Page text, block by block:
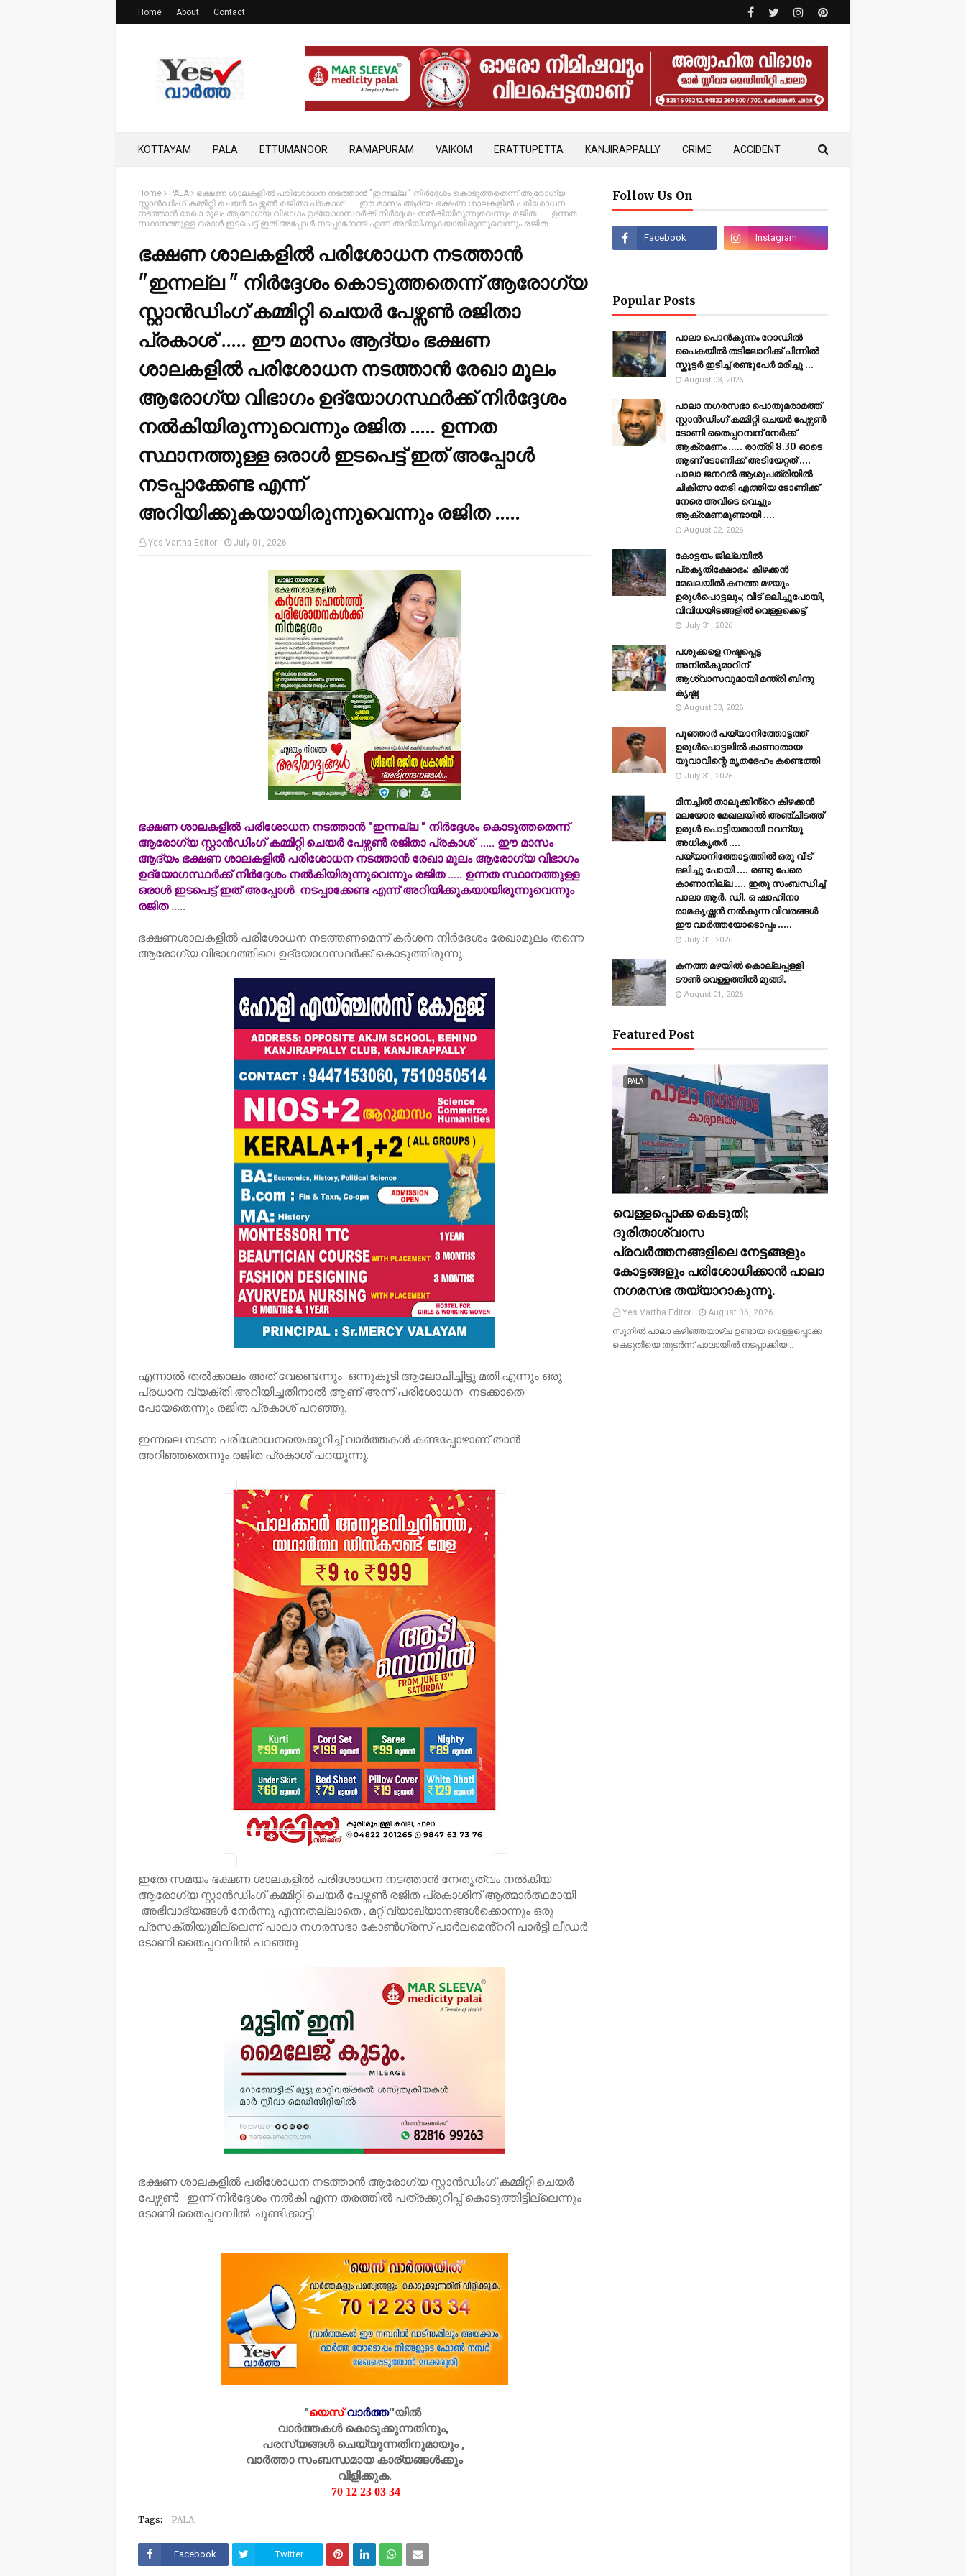
Home About Contact
KOTTAYAM PALA ETTUMANOOR RAMAPURAM VAIKOM ERATTUPETTA KANJIRAPPALLY CRIME ACCIDENT
Home PALA
ഭക്ഷണ ശാലകളിൽ പരിശോധന നടത്താൻ "ഇന്നല്ല " നിർദ്ദേശം കൊടുത്തതെന്ന് ആരോഗ്യ
സ്റ്റാൻഡിംഗ് കമ്മിറ്റി ചെയർ പേഴ്സൺ രജിതാ പ്രകാശ് ..... ഈ മാസം ആദ്യം ഭക്ഷണ ശാലകളിൽ പരിശോധന
നടത്താൻ രേഖാ മൂലം ആരോഗ്യ വിഭാഗം ഉദ്യോഗസ്ഥർക്ക് നിർദ്ദേശം നൽകിയിരുന്നുവെന്നും രജിത ..... ഉന്നത
സ്ഥാനത്തുള്ള ഒരാൾ ഇടപെട്ട് ഇത് അപ്പോൾ നടപ്പാക്കേണ്ട എന്ന് അറിയിക്കുകയായിരുന്നുവെന്നും രജിത .....
ഭക്ഷണ ശാലകളിൽ പരിശോധന നടത്താൻ
"ഇന്നല്ല " നിർദ്ദേശം കൊടുത്തതെന്ന് ആരോഗ്യ
സ്റ്റാൻഡിംഗ് കമ്മിറ്റി ചെയർ പേഴ്സൺ രജിതാ
പ്രകാശ് ..... ഈ മാസം ആദ്യം ഭക്ഷണ
ശാലകളിൽ പരിശോധന നടത്താൻ രേഖാ മൂലം
ആരോഗ്യ വിഭാഗം ഉദ്യോഗസ്ഥർക്ക് നിർദ്ദേശം
നൽകിയിരുന്നുവെന്നും രജിത ..... ഉന്നത
സ്ഥാനത്തുള്ള ഒരാൾ ഇടപെട്ട് ഇത് അപ്പോൾ
നടപ്പാക്കേണ്ട എന്ന്
അറിയിക്കുകയായിരുന്നുവെന്നും രജിത .....
Yes Vartha Editor July 01, 2026
ഭക്ഷണ ശാലകളിൽ പരിശോധന നടത്താൻ "ഇന്നല്ല " നിർദ്ദേശം കൊടുത്തതെന്ന്
ആരോഗ്യ സ്റ്റാൻഡിംഗ് കമ്മിറ്റി ചെയർ പേഴ്സൺ രജിതാ പ്രകാശ് ..... ഈ മാസം
ആദ്യം ഭക്ഷണ ശാലകളിൽ പരിശോധന നടത്താൻ രേഖാ മൂലം ആരോഗ്യ വിഭാഗം
ഉദ്യോഗസ്ഥർക്ക് നിർദ്ദേശം നൽകിയിരുന്നുവെന്നും രജിത ..... ഉന്നത സ്ഥാനത്തുള്ള
ഒരാൾ ഇടപെട്ട് ഇത് അപ്പോൾ നടപ്പാക്കേണ്ട എന്ന് അറിയിക്കുകയായിരുന്നുവെന്നും
രജിത.....
ഭക്ഷണശാലകളിൽ പരിശോധന നടത്തണമെന്ന് കർശന നിർദേശം രേഖാമൂലം തന്നെ
ആരോഗ്യ വിഭാഗത്തിലെ ഉദ്യോഗസ്ഥർക്ക് കൊടുത്തിരുന്നു.
എന്നാൽ തൽക്കാലം അത് വേണ്ടെന്നും ഒന്നുകൂടി ആലോചിച്ചിട്ടു മതി എന്നും ഒരു
പ്രധാന വ്യക്തി അറിയിച്ചതിനാൽ ആണ് അന്ന് പരിശോധന നടക്കാതെ
പോയതെന്നും രജിത പ്രകാശ് പറഞ്ഞു.
ഇന്നലെ നടന്ന പരിശോധനയെക്കുറിച്ച് വാർത്തകൾ കണ്ടപ്പോഴാണ് താൻ
അറിഞ്ഞതെന്നും രജിത പ്രകാശ് പറയുന്നു.
ഇതേ സമയം ഭക്ഷണ ശാലകളിൽ പരിശോധന നടത്താൻ നേതൃത്വം നൽകിയ
ആരോഗ്യ സ്റ്റാൻഡിംഗ് കമ്മിറ്റി ചെയർ പേഴ്സൺ രജിത പ്രകാശിന് ആത്മാർത്ഥമായി
അഭിവാദ്യങ്ങൾ നേർന്നു എന്നതല്ലാതെ , മറ്റ് വ്യാഖ്യാനങ്ങൾക്കൊന്നും ഒരു
പ്രസക്തിയുമില്ലെന്ന് പാലാ നഗരസഭാ കോൺഗ്രസ് പാർലമെൻ്ററി പാർട്ടി ലീഡർ
ടോണി തൈപ്പറമ്പിൽ പറഞ്ഞു.
ഭക്ഷണ ശാലകളിൽ പരിശോധന നടത്താൻ ആരോഗ്യ സ്റ്റാൻഡിംഗ് കമ്മിറ്റി ചെയർ
പേഴ്സൺ ഇന്ന് നിർദ്ദേശം നൽകി എന്ന തരത്തിൽ പത്രക്കുറിപ്പ് കൊടുത്തിട്ടില്ലെന്നും
ടോണി തൈപ്പറമ്പിൽ ചൂണ്ടിക്കാട്ടി
"യെസ് വാർത്ത''യിൽ
വാർത്തകൾ കൊടുക്കുന്നതിനും,
പരസ്യങ്ങൾ ചെയ്യുന്നതിനുമായും ,
വാർത്താ സംബന്ധമായ കാര്യങ്ങൾക്കും
വിളിക്കുക.
70 12 23 03 34
Tags: PALA
Facebook Twitter
Follow Us On
Popular Posts
പാലാ പൊൻകുന്നം റോഡിൽ
പൈകയിൽ തടിലോറിക്ക് പിന്നിൽ
സ്കൂട്ടർ ഇടിച്ച് രണ്ടുപേർ മരിച്ചു ...
August 03, 2026
പാലാ നഗരസഭാ പൊതുമരാമത്ത്
സ്റ്റാൻഡിംഗ് കമ്മിറ്റി ചെയർ പേഴ്സൺ
ടോണി തൈപ്പറമ്പന് നേർക്ക്
ആക്രമണം ..... രാത്രി 8.30 ഓടെ
ആണ് ടോണിക്ക് അടിയേറ്റത് ....
പാലാ ജനറൽ ആശുപത്രിയിൽ
ചികിത്സ തേടി എത്തിയ ടോണിക്ക്
നേരെ അവിടെ വെച്ചും
ആക്രമണമുണ്ടായി ....
August 02, 2026
കോട്ടയം ജില്ലയില്‍
പ്രകൃതിക്ഷോഭം: കിഴക്കന്‍
മേഖലയില്‍ കനത്ത മഴയും
ഉരുള്‍പൊട്ടലും; വീട് ഒലിച്ചുപോയി,
വിവിധയിടങ്ങളില്‍ വെള്ളക്കെട്ട്
July 31, 2026
പശുക്കളെ നഷ്ടപ്പെട്ട
അനിൽകുമാറിന്
ആശ്വാസവുമായി മന്ത്രി ബിന്ദു
കൃഷ്ണ
August 03, 2026
പൂഞ്ഞാര്‍ പയ്യാനിത്തോട്ടത്ത്
ഉരുള്‍പൊട്ടലില്‍ കാണാതായ
യുവാവിന്റെ മൃതദേഹം കണ്ടെത്തി
July 31, 2026
മീനച്ചിൽ താലൂക്കിൻ്റെ കിഴക്കൻ
മലയോര മേഖലയിൽ അഞ്ചിടത്ത്
ഉരുൾ പൊട്ടിയതായി റവന്യൂ
അധികൃതർ ....
പയ്യാനിത്തോട്ടത്തിൽ ഒരു വീട്
ഒലിച്ചു പോയി .... രണ്ടു പേരെ
കാണാനില്ല .... ഇതു സംബന്ധിച്ച്
പാലാ ആർ. ഡി. ഒ ഷാഹിനാ
രാമകൃഷ്ണൻ നൽകുന്ന വിവരങ്ങൾ
ഈ വാർത്തയോടൊപ്പം .....
July 31, 2026
കനത്ത മഴയില്‍ കൊല്ലപ്പള്ളി
ടൗണ്‍ വെള്ളത്തില്‍ മുങ്ങി.
August 01, 2026
Featured Post
PALA
വെള്ളപ്പൊക്ക കെടുതി;
ദുരിതാശ്വാസ
പ്രവര്‍ത്തനങ്ങളിലെ നേട്ടങ്ങളും
കോട്ടങ്ങളും പരിശോധിക്കാന്‍ പാലാ
നഗരസഭ തയ്യാറാകുന്നു.
Yes Vartha Editor
August 06, 2026
സുനില്‍ പാലാ കഴിഞ്ഞയാഴ്ച ഉണ്ടായ വെള്ളപ്പൊക്ക
കെടുതിയെ തുടര്‍ന്ന് പാലായില്‍ നടപ്പാക്കിയ…